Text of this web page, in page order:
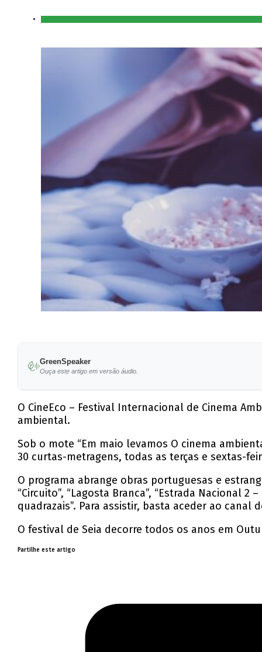
GreenSpeaker
Ouça este artigo em versão áudio.
O CineEco – Festival Internacional de Cinema
ambiental.
Sob o mote “Em maio levamos O cinema
30 curtas-metragens, todas as terças e sextas-
O programa abrange obras portuguesas e
“Circuito”, “Lagosta Branca”, “Estrada Nacional
quadrazais”. Para assistir, basta aceder ao canal
O festival de Seia decorre todos os anos em
Partilhe este artigo